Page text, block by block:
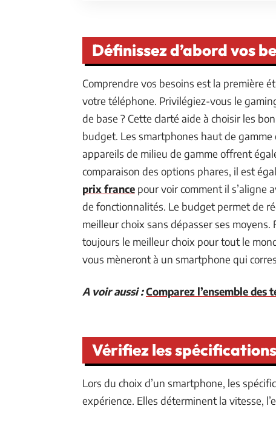
Définissez d’abord vos
Comprendre vos besoins est la première
votre téléphone. Privilégiez-vous le
de base ? Cette clarté aide à choisir les
budget. Les smartphones haut de
appareils de milieu de gamme offrent
comparaison des options phares, il est
prix france pour voir comment il s’aligne
de fonctionnalités. Le budget permet de
meilleur choix sans dépasser ses
toujours le meilleur choix pour tout le
vous mèneront à un smartphone qui
A voir aussi :Comparez l’ensemble des
Vérifiez les
Lors du choix d’un smartphone, les
expérience. Elles déterminent la vitesse,